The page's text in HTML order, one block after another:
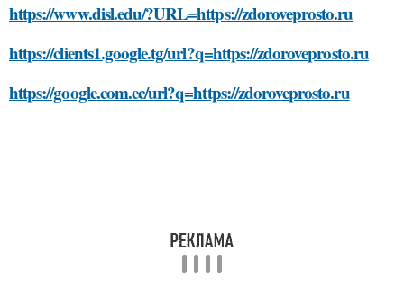
https://www.disl.edu/?URL=https://zdoroveprosto.ru
https://clients1.google.tg/url?q=https://zdoroveprosto.ru
https://google.com.ec/url?q=https://zdoroveprosto.ru